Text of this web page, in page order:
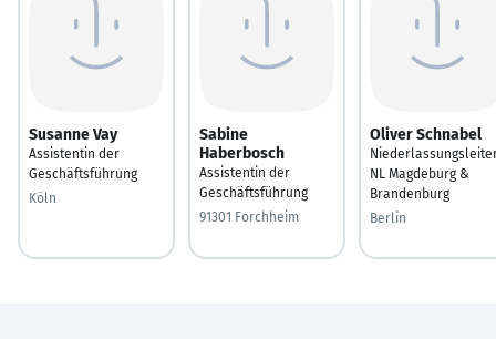
Susanne Vay
Assistentin der
Geschäftsführung
Köln
Sabine
Haberbosch
Assistentin der
Geschäftsführung
91301 Forchheim
Oliver Schnabel
NL Magdeburg &
Brandenburg
Berlin